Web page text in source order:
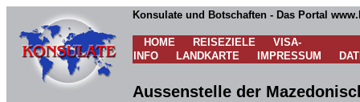
Konsulate und Botschaften - Das Portal
HOME REISEZIELE
VISA-
INFO
LANDKARTE IMPRESSUM
Aussenstelle der